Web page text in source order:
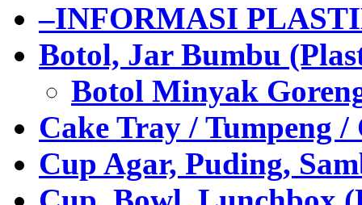
–INFORMASI
Botol, Jar Bumbu
Botol Minyak
Cake Tray / Tumpeng /
Cup Agar, Puding,